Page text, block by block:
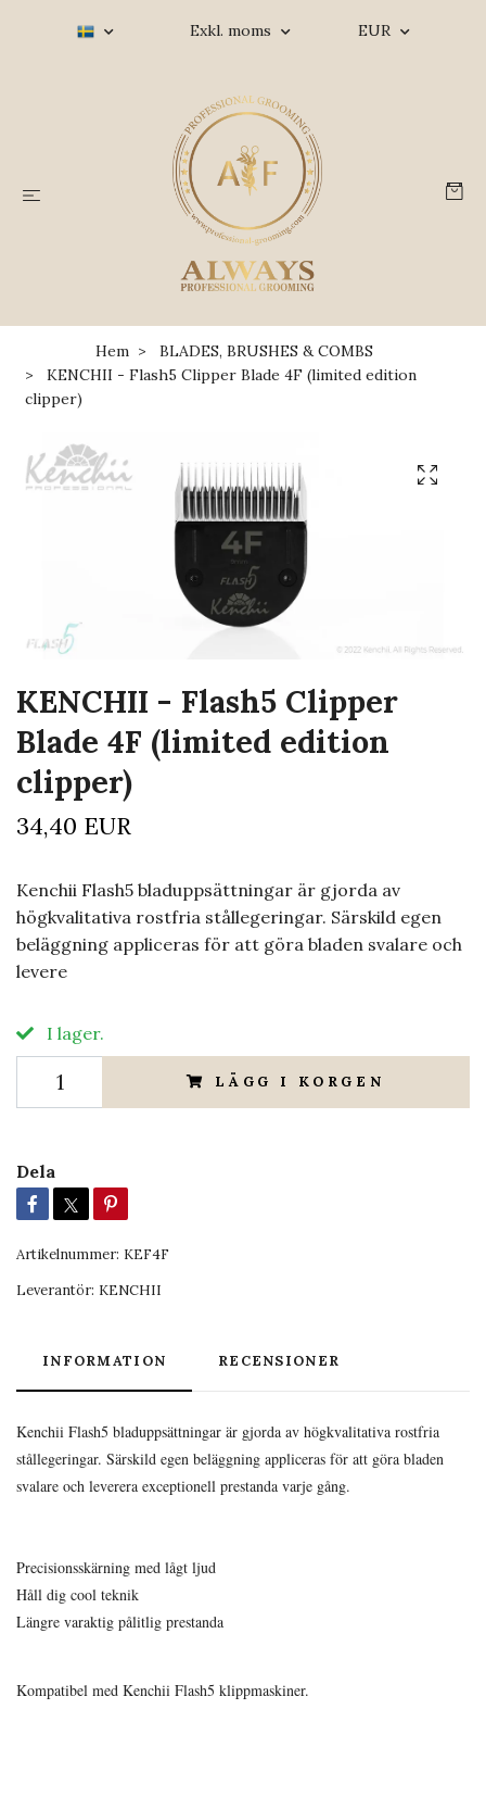
Exkl. moms EUR
Hem
BLADES, BRUSHES & COMBS
KENCHII - Flash5 Clipper Blade 4F (limited edition
clipper)
KENCHII - Flash5 Clipper
Blade 4F (limited edition
clipper)
34,40 EUR
Kenchii Flash5 bladuppsättningar är gjorda av
högkvalitativa rostfria stållegeringar. Särskild egen
beläggning appliceras för att göra bladen svalare och
levere
I lager.
LÄGG I KORGEN
Dela
Artikelnummer: KEF4F
Leverantör: KENCHII
INFORMATION RECENSIONER
Kenchii Flash5 bladuppsättningar är gjorda av högkvalitativa rostfria
stållegeringar. Särskild egen beläggning appliceras för att göra bladen
svalare och leverera exceptionell prestanda varje gång.
Precisionsskärning med lågt ljud
Håll dig cool teknik
Längre varaktig pålitlig prestanda
Kompatibel med Kenchii Flash5 klippmaskiner.